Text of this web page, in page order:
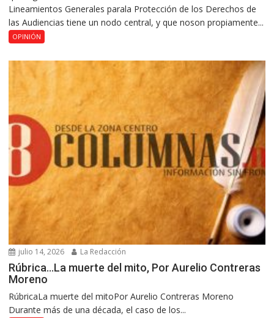
Lineamientos Generales parala Protección de los Derechos de
las Audiencias tiene un nodo central, y que noson propiamente...
OPINIÓN
julio 14, 2026 La Redacción
Rúbrica…La muerte del mito, Por Aurelio Contreras
Moreno
RúbricaLa muerte del mitoPor Aurelio Contreras Moreno
Durante más de una década, el caso de los...